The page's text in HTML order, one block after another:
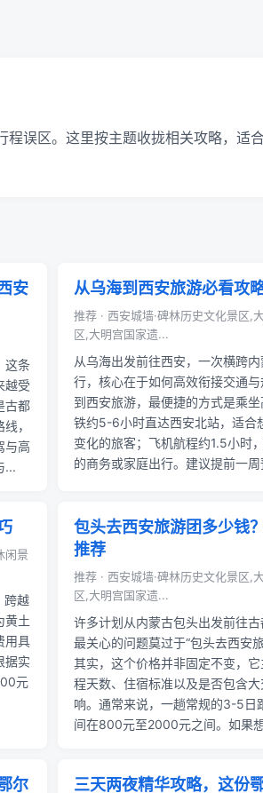
程误区。这里按主题收拢相关攻略，适
安
这条
越受
古都
，
与高
...
从乌海到西安旅游必看攻
推荐 · 西安城墙·碑林历史文化景区,
区,大明宫国家遗...
从乌海出发前往西安，一次横跨
行，核心在于如何高效衔接交通
到西安旅游，最便捷的方式是乘
铁约5-6小时直达西安北站，适合
变化的旅客；飞机航程约1.5小时
的商务或家庭出行。建议提前一
闲景
跨越
黄土
用具
据实
元
包头去西安旅游团多少钱
推荐
推荐 · 西安城墙·碑林历史文化景区,
区,大明宫国家遗...
许多计划从内蒙古包头出发前往古
最关心的问题莫过于“包头去西安旅
其实，这个价格并非固定不变，
程天数、住宿标准以及是否包含
响。通常来说，一趟常规的3-5日
间在800元至2000元之间。如果
尔
三天两夜精华攻略，这份